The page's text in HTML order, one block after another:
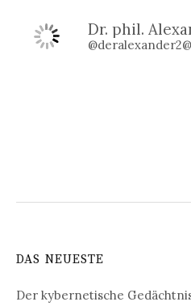
DAS NEUESTE
Der kybernetische